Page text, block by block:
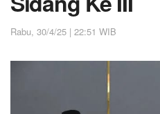
Rabu, 30/4/25 | 22:51 WIB